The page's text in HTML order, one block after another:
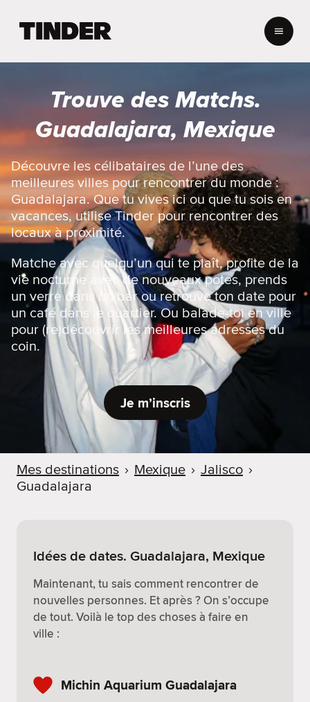
i
T
n
d
e
r
Trouve des Matchs.
Guadalajara, Mexique
Découvre les célibataires de l’une des
meilleures villes pour rencontrer du monde :
Guadalajara. Que tu vives ici ou que tu sois en
vacances, utilise Tinder pour rencontrer des
locaux à proximité.
Matche avec quelqu’un qui te plaît, profite de la
vie nocturne avec de nouveaux potes, prends
un verre dans un bar ou retrouve ton date pour
un café dans le quartier. Ou balade-toi en ville
pour (re)découvrir les meilleures adresses du
coin.
Je m’inscris
Mes destinations › Mexique › Jalisco ›
Guadalajara
Idées de dates. Guadalajara, Mexique
Maintenant, tu sais comment rencontrer de
nouvelles personnes. Et après ? On s’occupe
de tout. Voilà le top des choses à faire en
ville :
Michin Aquarium Guadalajara